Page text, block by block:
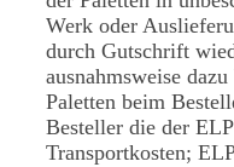
Werk oder
durch Gutschrift
ausnahmsweise
Paletten beim
Besteller die der
Transportkosten;